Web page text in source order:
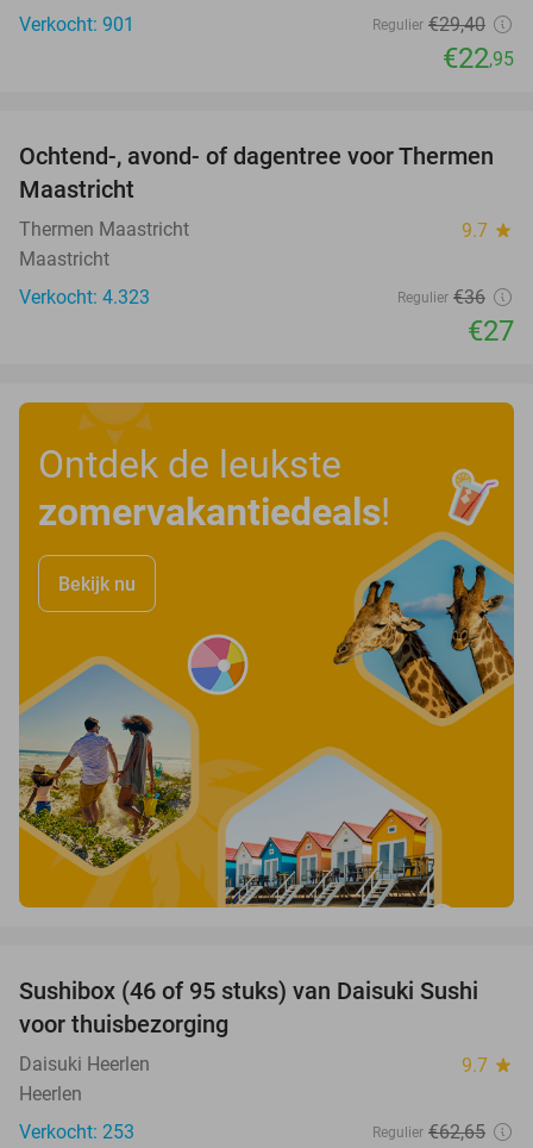
Verkocht: 901
Regulier €29,40
€22,95
25%
Ochtend-, avond- of dagentree voor Thermen
Maastricht
Thermen Maastricht 9.7 star
Maastricht
Verkocht: 4.323
Regulier €36
€27
Ontdek de leukste
zomervakantiedeals!
Bekijk nu
46%
Sushibox (46 of 95 stuks) van Daisuki Sushi
voor thuisbezorging
Daisuki Heerlen 9.7 star
Heerlen
Verkocht: 253
Regulier €62,65